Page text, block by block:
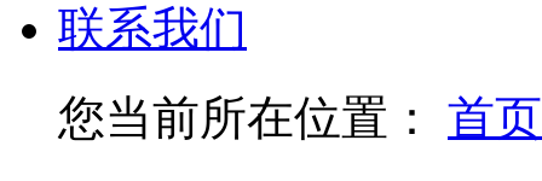
联系我们
您当前所在位置：
首页